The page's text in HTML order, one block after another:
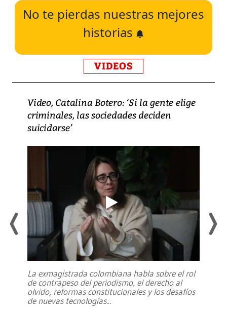
No te pierdas nuestras mejores
historias
VIDEOS
Video, Catalina Botero: ‘Si la gente elige
criminales, las sociedades deciden
suicidarse’
La exmagistrada colombiana habla sobre el rol
de contrapeso del periodismo, el derecho al
olvido, reformas constitucionales y los desafíos
de nuevas tecnologías...